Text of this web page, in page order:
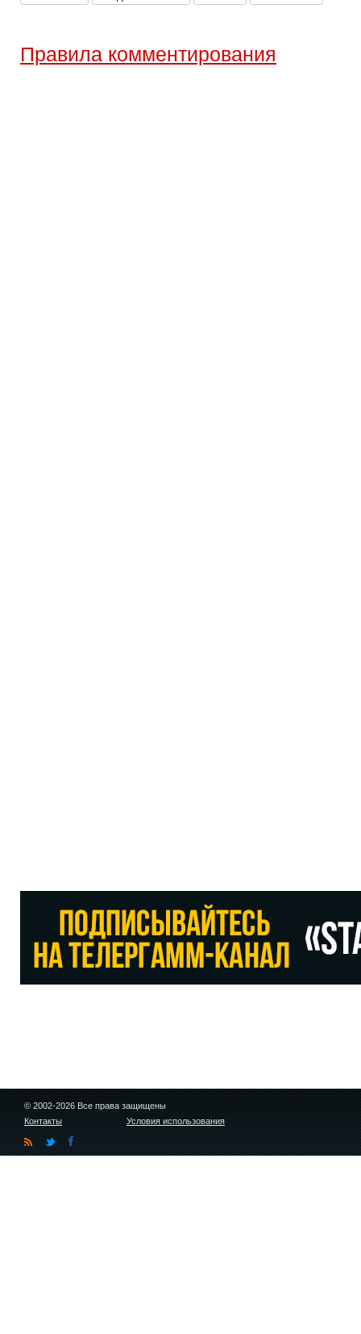
Правила комментирования
© 2002-2026 Все права защищены
Контакты
Условия использования